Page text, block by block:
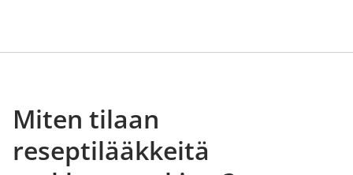
Miten tilaan
reseptilääkkeitä